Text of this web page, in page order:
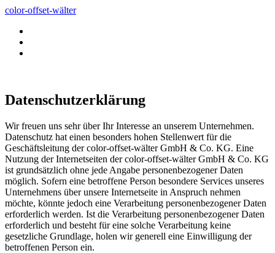
color-offset-wälter
Datenschutzerklärung
Wir freuen uns sehr über Ihr Interesse an unserem Unternehmen.
Datenschutz hat einen besonders hohen Stellenwert für die
Geschäftsleitung der color-offset-wälter GmbH & Co. KG. Eine
Nutzung der Internetseiten der color-offset-wälter GmbH & Co. KG
ist grundsätzlich ohne jede Angabe personenbezogener Daten
möglich. Sofern eine betroffene Person besondere Services unseres
Unternehmens über unsere Internetseite in Anspruch nehmen
möchte, könnte jedoch eine Verarbeitung personenbezogener Daten
erforderlich werden. Ist die Verarbeitung personenbezogener Daten
erforderlich und besteht für eine solche Verarbeitung keine
gesetzliche Grundlage, holen wir generell eine Einwilligung der
betroffenen Person ein.